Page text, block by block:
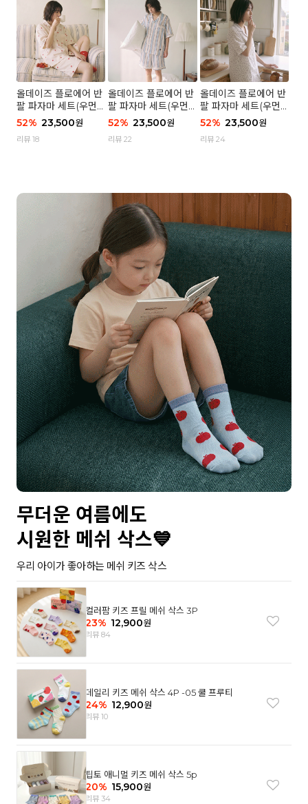
올데이즈 플로에어 반
팔 파자마 세트(우먼)
- 04 하트 컨페티
52% 23,500원
리뷰 18
올데이즈 플로에어 반
팔 파자마 세트(우먼)
- 03 브리즈 스트라이
52% 23,500원
리뷰 22
올데이즈 플로에어 반
팔 파자마 세트(우먼)
- 01 포슬 가든
52% 23,500원
리뷰 24
무더운 여름에도
시원한 메쉬 삭스💙
우리 아이가 좋아하는 메쉬 키즈 삭스
컬러팜 키즈 프릴 메쉬 삭스 3P
23% 12,900원
리뷰 84
데일리 키즈 메쉬 삭스 4P -05 쿨 프루티
24% 12,900원
리뷰 10
팁토 애니멀 키즈 메쉬 삭스 5p
20% 15,900원
리뷰 34